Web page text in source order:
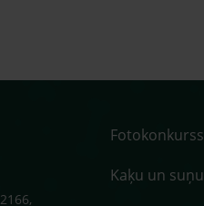
Fotokonkurss
Kaķu un